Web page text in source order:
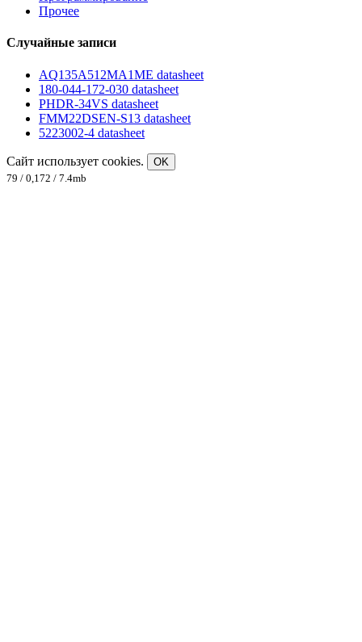
Прочее
Случайные записи
AQ135A512MA1ME datasheet
180-044-172-030 datasheet
PHDR-34VS datasheet
FMM22DSEN-S13 datasheet
5223002-4 datasheet
Сайт использует cookies.
OK
79 / 0,172 / 7.4mb